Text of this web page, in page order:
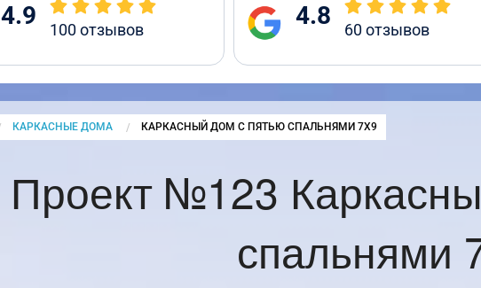
4.9 100отзывов 4.8 60отзывов
КАРКАСНЫЕ ДОМА CURRENT:
КАРКАСНЫЙ ДОМ С ПЯТЬЮ СПАЛЬНЯМИ 7Х9
Проект №123
спальнями